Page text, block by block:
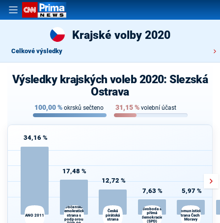
Krajské volby 2020
Celkové výsledky
Výsledky krajských voleb 2020: Slezská
Ostrava
100,00% okrsků sečteno 31,15% volební účast
34,16 %
ANO 2011
17,48 %
Občanská
demokratická
strana s
podporou
12,72 %
Česká
pirátská
strana
7,63 %
Svoboda a
přímá
demokracie
(SPD)
5,97 %
Komunistická
strana Čech a
Moravy